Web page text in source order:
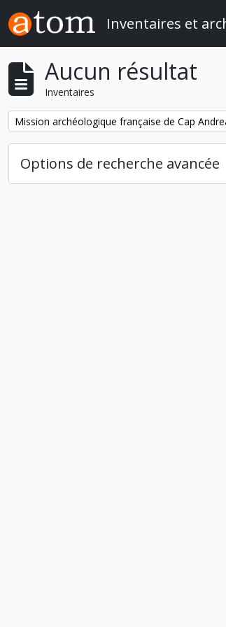
Skip to main content
Inventaires et
Aucun résultat
Inventaires
Remove filter:
Mission archéologique française de Cap
Options de recherche avancée